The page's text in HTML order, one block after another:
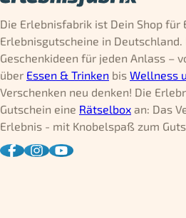
Die Erlebnisfabrik ist Dein Shop für
Erlebnisgutscheine in
Geschenkideen für jeden Anlass –
über Essen & Trinken bis Wellness
Verschenken neu denken! Die
Gutschein eine Rätselbox an: Das
Erlebnis - mit Knobelspaß zum